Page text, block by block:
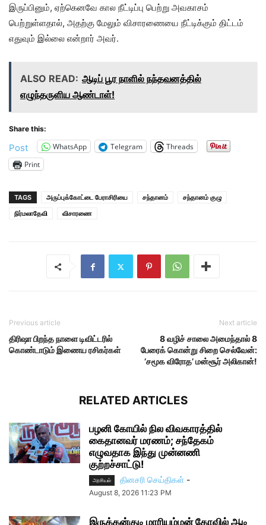
இருப்பினும், ஏற்கெனவே கால நீட்டிப்பு பெற்று அவகாசம்
பெற்றுள்ளதால், அதற்கு மேலும் விசாரணையை நீட்டிக்கும் திட்டம்
எதுவும் இல்லை என்றார் அவர்.
ALSO READ: ஆடிப் பூர நாளில் நந்தவனத்தில்
எழுந்தருளிய ஆண்டாள்!
Share this:
Post WhatsApp Telegram
Threads
Print
TAGS அருப்புக்கோட்டை பேராசிரியை சந்தானம்
சந்தானம் குழு
நிர்மலாதேவி
விசாரணை
Previous article
திரிஷா பிறந்த நாளை டிவிட்டரில்
கொண்டாடும் இணைய ரசிகர்கள்
Next article
8 வழிச் சாலை அமைந்தால் 8
பேரைக் கொன்று சிறை செல்வேன்:
’சமூக விரோத’ மன்சூர் அலிகான்!
RELATED ARTICLES
பழனி கோயில் நில விவகாரத்தில்
கைதானவர் மரணம்; சந்தேகம்
எழுவதாக இந்து முன்னணி
குற்றச்சாட்டு!
அரசியல் தினசரி செய்திகள் -
August 8, 2026 11:23 PM
இருக்கன்குடி மாரியம்மன் கோவில் ஆடி